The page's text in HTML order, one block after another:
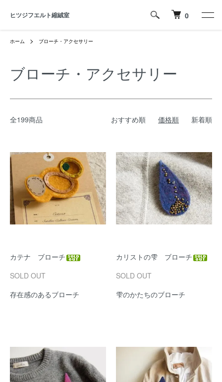
ヒツジフエルト縮絨室 0
ホーム ブローチ・アクセサリー
ブローチ・アクセサリー
全199商品 おすすめ順 価格順 新着順
カテナ ブローチ
SOLD OUT
存在感のあるブローチ
カリストの雫 ブローチ
SOLD OUT
雫のかたちのブローチ